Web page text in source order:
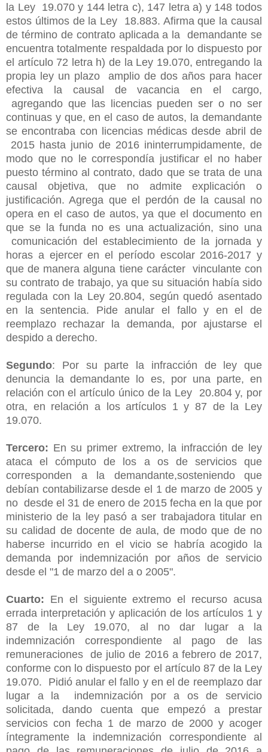
la Ley 19.070 y 144 letra c), 147 letra a) y 148 todos
estos últimos de la Ley 18.883. Afirma que la causal
de término de contrato aplicada a la demandante se
encuentra totalmente respaldada por lo dispuesto por
el artículo 72 letra h) de la Ley 19.070, entregando la
propia ley un plazo amplio de dos años para hacer
efectiva la causal de vacancia en el cargo,
agregando que las licencias pueden ser o no ser
continuas y que, en el caso de autos, la demandante
se encontraba con licencias médicas desde abril de
2015 hasta junio de 2016 ininterrumpidamente, de
modo que no le correspondía justificar el no haber
puesto término al contrato, dado que se trata de una
causal objetiva, que no admite explicación o
justificación. Agrega que el perdón de la causal no
opera en el caso de autos, ya que el documento en
que se la funda no es una actualización, sino una
comunicación del establecimiento de la jornada y
horas a ejercer en el período escolar 2016-2017 y
que de manera alguna tiene carácter vinculante con
su contrato de trabajo, ya que su situación había sido
regulada con la Ley 20.804, según quedó asentado
en la sentencia. Pide anular el fallo y en el de
reemplazo rechazar la demanda, por ajustarse el
despido a derecho.
Segundo: Por su parte la infracción de ley que
denuncia la demandante lo es, por una parte, en
relación con el artículo único de la Ley 20.804 y, por
otra, en relación a los artículos 1 y 87 de la Ley
19.070.
Tercero: En su primer extremo, la infracción de ley
ataca el cómputo de los a os de servicios que
corresponden a la demandante,sosteniendo que
debían contabilizarse desde el 1 de marzo de 2005 y
no desde el 31 de enero de 2015 fecha en la que por
ministerio de la ley pasó a ser trabajadora titular en
su calidad de docente de aula, de modo que de no
haberse incurrido en el vicio se habría acogido la
demanda por indemnización por años de servicio
desde el "1 de marzo del a o 2005".
Cuarto: En el siguiente extremo el recurso acusa
errada interpretación y aplicación de los artículos 1 y
87 de la Ley 19.070, al no dar lugar a la
indemnización correspondiente al pago de las
remuneraciones de julio de 2016 a febrero de 2017,
conforme con lo dispuesto por el artículo 87 de la Ley
19.070. Pidió anular el fallo y en el de reemplazo dar
lugar a la indemnización por a os de servicio
solicitada, dando cuenta que empezó a prestar
servicios con fecha 1 de marzo de 2000 y acoger
íntegramente la indemnización correspondiente al